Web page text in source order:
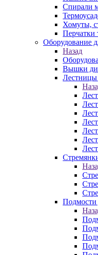
Спирали
Хомуты,
Перчатки
Оборудование
Назад
Вышки
Лестницы
Подмости